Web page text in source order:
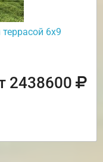
6х9
2438600